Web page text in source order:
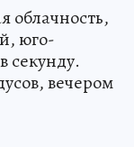
облачность,
юго-
секунду.
вечером